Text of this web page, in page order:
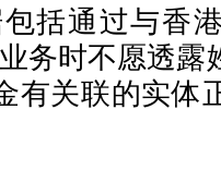
括通过与香
务时不愿透露
有关联的实体